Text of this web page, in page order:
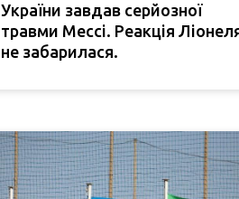
України завдав серйозної
травми Мессі. Реакція
не забарилася.